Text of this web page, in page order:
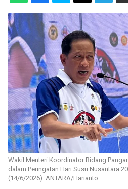
Wakil Menteri Koordinator Bidang
dalam Peringatan Hari Susu Nusantara
(14/6/2026). ANTARA/Harianto